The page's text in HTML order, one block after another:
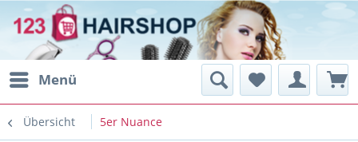
Menü
Übersicht 5er Nuance